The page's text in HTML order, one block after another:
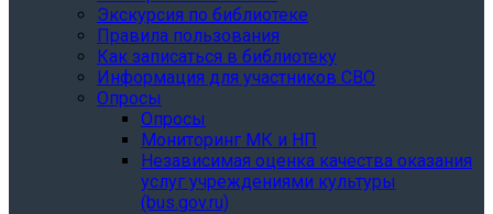
Экскурсия по библиотеке
Правила пользования
Как записаться в библиотеку
Информация для участников СВО
Опросы
Опросы
Мониторинг МК и НП
Независимая оценка качества оказания
услуг учреждениями культуры
(bus.gov.ru)